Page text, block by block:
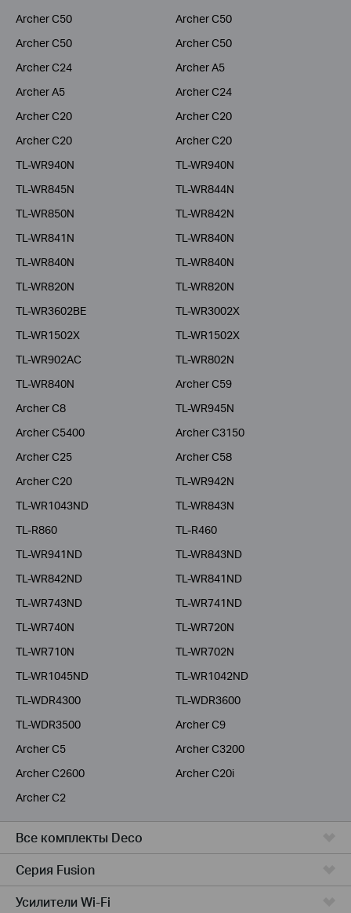
Archer C50
Archer C50
Archer C50
Archer C50
Archer C24
Archer A5
Archer A5
Archer C24
Archer C20
Archer C20
Archer C20
Archer C20
TL-WR940N
TL-WR940N
TL-WR845N
TL-WR844N
TL-WR850N
TL-WR842N
TL-WR841N
TL-WR840N
TL-WR840N
TL-WR840N
TL-WR820N
TL-WR820N
TL-WR3602BE
TL-WR3002X
TL-WR1502X
TL-WR1502X
TL-WR902AC
TL-WR802N
TL-WR840N
Archer C59
Archer C8
TL-WR945N
Archer C5400
Archer C3150
Archer C25
Archer C58
Archer C20
TL-WR942N
TL-WR1043ND
TL-WR843N
TL-R860
TL-R460
TL-WR941ND
TL-WR843ND
TL-WR842ND
TL-WR841ND
TL-WR743ND
TL-WR741ND
TL-WR740N
TL-WR720N
TL-WR710N
TL-WR702N
TL-WR1045ND
TL-WR1042ND
TL-WDR4300
TL-WDR3600
TL-WDR3500
Archer C9
Archer C5
Archer C3200
Archer C2600
Archer C20i
Archer C2
Все комплекты Deco
Серия Fusion
Усилители Wi-Fi